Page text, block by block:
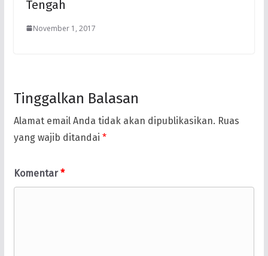
Tengah
November 1, 2017
Tinggalkan Balasan
Alamat email Anda tidak akan dipublikasikan. Ruas
yang wajib ditandai *
Komentar*